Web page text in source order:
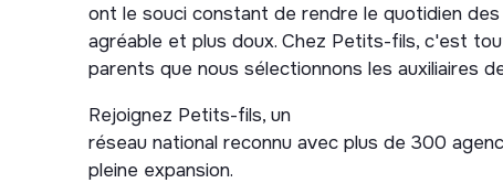
ont le souci constant de rendre le quotidien
agréable et plus doux. Chez Petits-fils, c'est
parents que nous sélectionnons les auxiliaires
Rejoignez Petits-fils, un
réseau national reconnu avec plus de 300
pleine expansion.